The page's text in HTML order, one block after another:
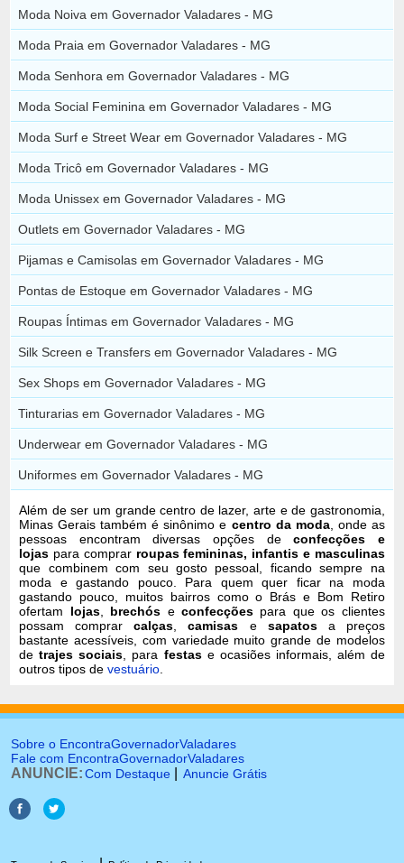
Moda Noiva em Governador Valadares - MG
Moda Praia em Governador Valadares - MG
Moda Senhora em Governador Valadares - MG
Moda Social Feminina em Governador Valadares - MG
Moda Surf e Street Wear em Governador Valadares - MG
Moda Tricô em Governador Valadares - MG
Moda Unissex em Governador Valadares - MG
Outlets em Governador Valadares - MG
Pijamas e Camisolas em Governador Valadares - MG
Pontas de Estoque em Governador Valadares - MG
Roupas Íntimas em Governador Valadares - MG
Silk Screen e Transfers em Governador Valadares - MG
Sex Shops em Governador Valadares - MG
Tinturarias em Governador Valadares - MG
Underwear em Governador Valadares - MG
Uniformes em Governador Valadares - MG
Além de ser um grande centro de lazer, arte e de gastronomia,
Minas Gerais também é sinônimo e centro da moda, onde as
pessoas encontram diversas opções deconfecções e
lojas para comprar roupas femininas, infantis e masculinas
que combinem com seu gosto pessoal, ficando sempre na
moda e gastando pouco. Para quem quer ficar na moda
gastando pouco, muitos bairros como o Brás e Bom Retiro
ofertam lojas, brechós econfecções para que os clientes
possam comprarcalças ,camisas e sapatosa preços
bastante acessíveis, com variedade muito grande de modelos
detrajes sociais , para festase ocasiões informais, além de
outros tipos devestuário
Sobre o EncontraGovernadorValadares
Fale com EncontraGovernadorValadares
ANUNCIE:Com Destaque Anuncie Grátis